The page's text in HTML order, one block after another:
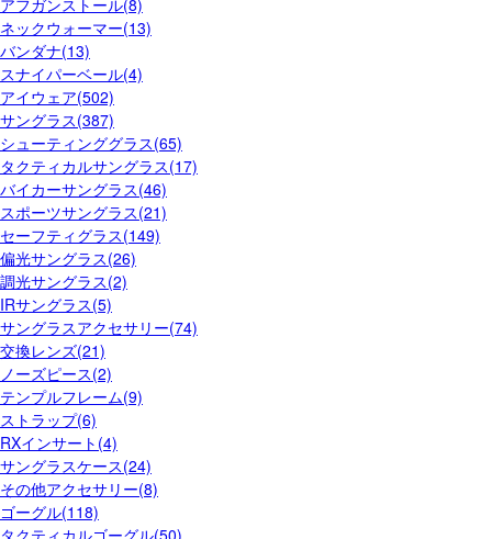
アフガンストール(8)
ネックウォーマー(13)
バンダナ(13)
スナイパーベール(4)
アイウェア(502)
サングラス(387)
シューティンググラス(65)
タクティカルサングラス(17)
バイカーサングラス(46)
スポーツサングラス(21)
セーフティグラス(149)
偏光サングラス(26)
調光サングラス(2)
IRサングラス(5)
サングラスアクセサリー(74)
交換レンズ(21)
ノーズピース(2)
テンプルフレーム(9)
ストラップ(6)
RXインサート(4)
サングラスケース(24)
その他アクセサリー(8)
ゴーグル(118)